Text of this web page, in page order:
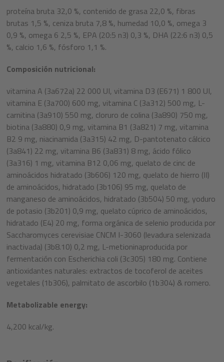
proteína bruta 32,0 %, contenido de grasa 22,0 %, fibras
brutas 1,5 %, ceniza bruta 7,8 %, humedad 10,0 %, omega 3
0,9 %, omega 6 2,5 %, EPA (20:5 n3) 0,3 %, DHA (22:6 n3) 0,5
%, calcio 1,6 %, fósforo 1,1 %.
Composición nutricional:
vitamina A (3a672a) 22 000 UI, vitamina D3 (E671) 1 800 UI,
vitamina E (3a700) 600 mg, vitamina C (3a312) 500 mg, L-
carnitina (3a910) 550 mg, cloruro de colina (3a890) 750 mg,
biotina (3a880) 0,9 mg, vitamina B1 (3a821) 7 mg, vitamina
B2 9 mg, niacinamida (3a315) 42 mg, D-pantotenato cálcico
(3a841) 22 mg, vitamina B6 (3a831) 8 mg, ácido fólico
(3a316) 1 mg, vitamina B12 0,06 mg, quelato de cinc de
aminoácidos hidratado (3b606) 120 mg, quelato de hierro (II)
de aminoácidos, hidratado (3b106) 95 mg, quelato de
manganeso de aminoácidos, hidratado (3b504) 50 mg, yoduro
de potasio (3b201) 0,9 mg, quelato cúprico de aminoácidos,
hidratado (E4) 20 mg, forma orgánica de selenio producida por
Saccharomyces cerevisiae CNCM I-3060 (levadura selenizada
inactivada) (3b8.10) 0,2 mg, L-metioninaproducida por
fermentación con Escherichia coli (3c305) 180 mg. Contiene
antioxidantes naturales: extractos de tocoferol de aceites
vegetales (1b306), palmitato de ascorbilo (1b304) & romero.
Metabolizable energy:
4,200 kcal/kg.